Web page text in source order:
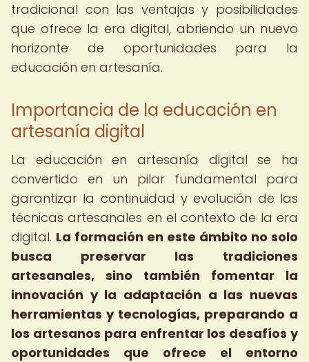
tradicional con las ventajas y posibilidades
que ofrece la era digital, abriendo un nuevo
horizonte de oportunidades para la
educación en artesanía.
Importancia de la educación en
artesanía digital
La educación en artesanía digital se ha
convertido en un pilar fundamental para
garantizar la continuidad y evolución de las
técnicas artesanales en el contexto de la era
digital. La formación en este ámbito no solo
busca preservar las tradiciones
artesanales, sino también fomentar la
innovación y la adaptación a las nuevas
herramientas y tecnologías, preparando a
los artesanos para enfrentar los desafíos y
oportunidades que ofrece el entorno